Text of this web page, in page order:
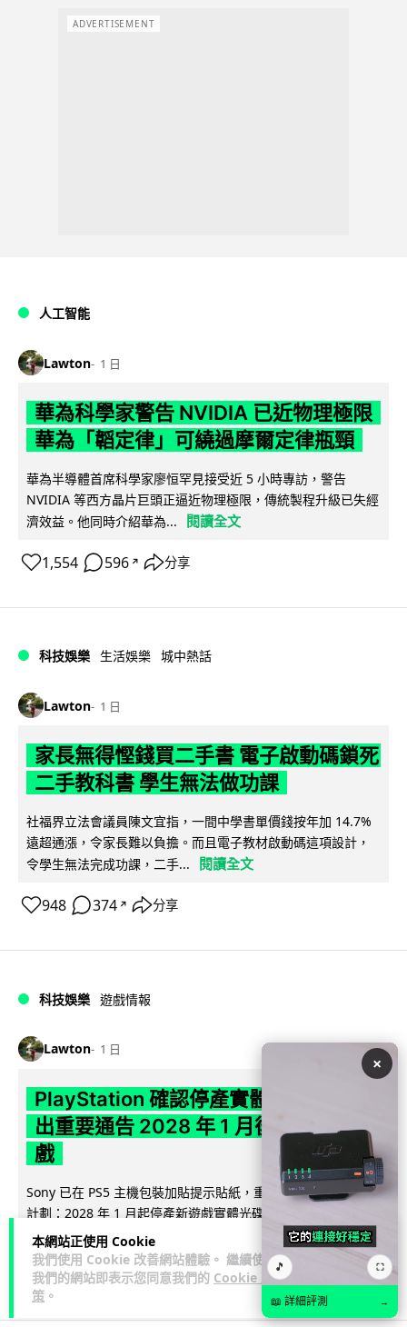
本網站正使用 Cookie
我們使用 Cookie 改善網站體驗。 繼續使用
我們的網站即表示您同意我們的 Cookie 政
策 。
ADVERTISEMENT
人工智能
Lawton 1 日
華為科學家警告 NVIDIA 已近物理極限
華為「韜定律」可繞過摩爾定律瓶頸
華為半導體首席科學家廖恒罕見接受近 5 小時專訪，警告
NVIDIA 等西方晶片巨頭正逼近物理極限，傳統製程升級已失經
濟效益。他同時介紹華為...
閱讀全文
1,554 596 ↗ 分享
科技娛樂 生活娛樂 城中熱話
Lawton 1 日
家長無得慳錢買二手書 電子啟動碼鎖死
二手教科書 學生無法做功課
社福界立法會議員陳文宜指，一間中學書單價錢按年加 14.7%
遠超通漲，令家長難以負擔。而且電子教材啟動碼這項設計，
令學生無法完成功課，二手...
閱讀全文
948 374 ↗ 分享
科技娛樂 遊戲情報
Lawton 1 日
PlayStation 確認停產實體光碟 包裝印
出重要通告 2028 年 1 月後不出光碟遊
戲
Sony 已在 PS5 主機包裝加貼提示貼紙，重申官方 7 月已公布
計劃：2028 年 1 月起停產新遊戲實體光碟。分析師預期 PS6
因此... 閱讀全文
172 76 ↗ 分享
×
🎵 ⛶
📖 詳細評測 →